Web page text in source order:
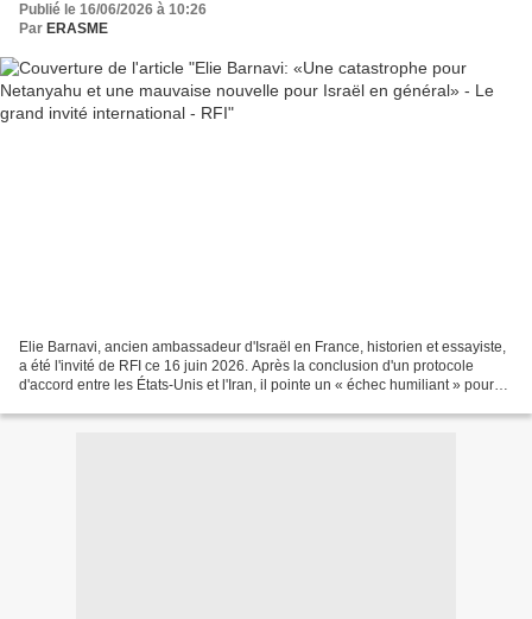
Publié le 16/06/2026 à 10:26
Par ERASME
Elie Barnavi, ancien ambassadeur d'Israël en France, historien et essayiste,
a été l'invité de RFI ce 16 juin 2026. Après la conclusion d'un protocole
d'accord entre les États-Unis et l'Iran, il pointe un « échec humiliant » pour